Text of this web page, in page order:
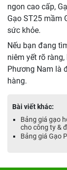
ngon cao cấp,
Gạo ST25 mầm
sức khỏe.
Nếu bạn đang
niêm yết rõ
Phương Nam là
hàng.
Bài viết khác:
Bảng giá gạo
cho công ty &
Bảng giá Gạo